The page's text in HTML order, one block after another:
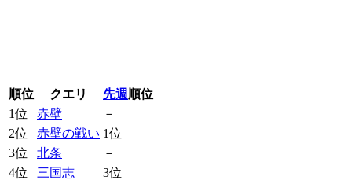
順位 クエリ 先週順位
1位
赤壁
－
2位
赤壁の戦い 1位
3位
北条
－
4位
三国志
3位